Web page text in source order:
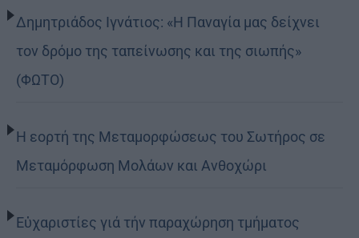
Δημητριάδος Ιγνάτιος: «Η Παναγία μας δείχνει
τον δρόμο της ταπείνωσης και της σιωπής»
(ΦΩΤΟ)
Η εορτή της Μεταμορφώσεως του Σωτήρος σε
Μεταμόρφωση Μολάων και Ανθοχώρι
Εὐχαριστίες γιά τήν παραχώρηση τμήματος